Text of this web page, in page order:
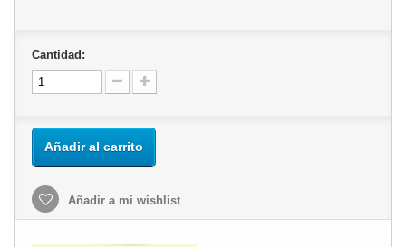
Cantidad:
Añadir al carrito
Añadir a mi wishlist